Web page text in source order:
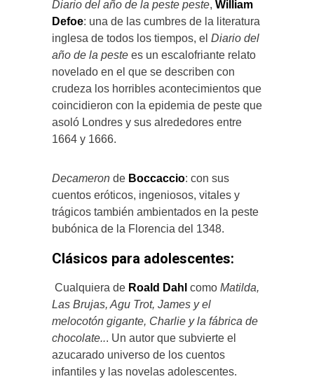
Diario del año de la peste peste, William
Defoe: una de las cumbres de la literatura
inglesa de todos los tiempos, el Diario del
año de la peste es un escalofriante relato
novelado en el que se describen con
crudeza los horribles acontecimientos que
coincidieron con la epidemia de peste que
asoló Londres y sus alrededores entre
1664 y 1666.
Decameron de Boccaccio: con sus
cuentos eróticos, ingeniosos, vitales y
trágicos también ambientados en la peste
bubónica de la Florencia del 1348.
Clásicos para adolescentes:
Cualquiera de Roald Dahl como Matilda,
Las Brujas, Agu Trot, James y el
melocotón gigante, Charlie y la fábrica de
chocolate... Un autor que subvierte el
azucarado universo de los cuentos
infantiles y las novelas adolescentes.